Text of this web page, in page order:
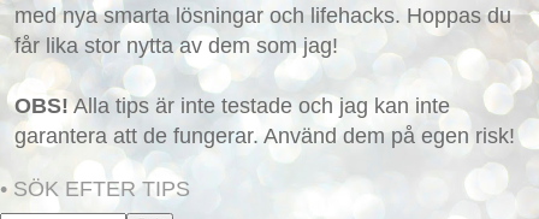
med nya smarta lösningar och lifehacks. Hoppas du
får lika stor nytta av dem som jag!
OBS! Alla tips är inte testade och jag kan inte
garantera att de fungerar. Använd dem på egen risk!
• SÖK EFTER TIPS